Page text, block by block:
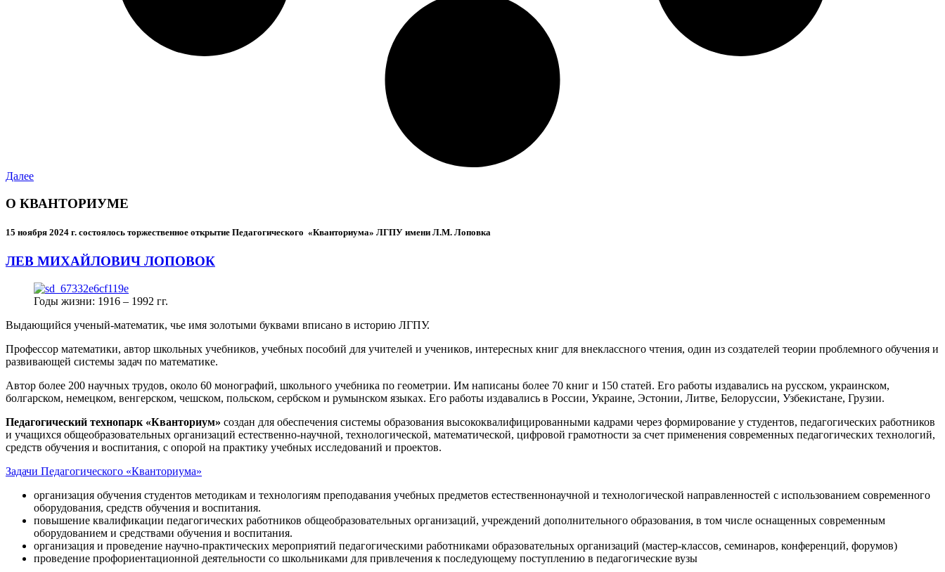
Далее
О КВАНТОРИУМЕ
15 ноября 2024 г. состоялось торжественное открытие Педагогического «Кванториума» ЛГПУ имени Л.М. Лоповка
ЛЕВ МИХАЙЛОВИЧ ЛОПОВОК
Годы жизни: 1916 – 1992 гг.
Выдающийся ученый-математик, чье имя золотыми буквами вписано в историю ЛГПУ.
Профессор математики, автор школьных учебников, учебных пособий для учителей и учеников, интересных книг для внеклассного чтения, один из создателей теории проблемного обучения и
развивающей системы задач по математике.
Автор более 200 научных трудов, около 60 монографий, школьного учебника по геометрии. Им написаны более 70 книг и 150 статей. Его работы издавались на русском, украинском,
болгарском, немецком, венгерском, чешском, польском, сербском и румынском языках. Его работы издавались в России, Украине, Эстонии, Литве, Белоруссии, Узбекистане, Грузии.
Педагогический технопарк «Кванториум» создан для обеспечения системы образования высококвалифицированными кадрами через формирование у студентов, педагогических работников
и учащихся общеобразовательных организаций естественно-научной, технологической, математической, цифровой грамотности за счет применения современных педагогических технологий,
средств обучения и воспитания, с опорой на практику учебных исследований и проектов.
Задачи Педагогического «Кванториума»
организация обучения студентов методикам и технологиям преподавания учебных предметов естественнонаучной и технологической направленностей с использованием современного
оборудования, средств обучения и воспитания.
повышение квалификации педагогических работников общеобразовательных организаций, учреждений дополнительного образования, в том числе оснащенных современным
оборудованием и средствами обучения и воспитания.
организация и проведение научно-практических мероприятий педагогическими работниками образовательных организаций (мастер-классов, семинаров, конференций, форумов)
проведение профориентационной деятельности со школьниками для привлечения к последующему поступлению в педагогические вузы